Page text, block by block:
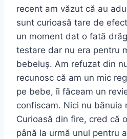
recent am văzut că au
sunt curioasă tare de
un moment dat o fată
testare dar nu era pentru
bebeluș. Am refuzat din
recunosc că am un mic
pe bebe, îi făceam un
confiscam. Nici nu bănuia
Curioasă din fire, cred că
până la urmă unul pentru